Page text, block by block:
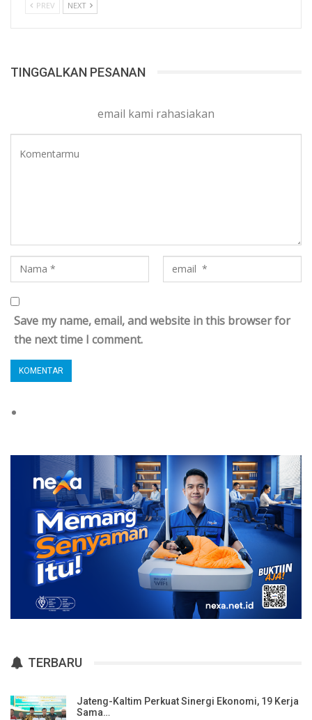
PREV NEXT
TINGGALKAN PESANAN
email kami rahasiakan
Save my name, email, and website in this browser for
the next time I comment.
TERBARU
Jateng-Kaltim Perkuat Sinergi Ekonomi, 19 Kerja
Sama…